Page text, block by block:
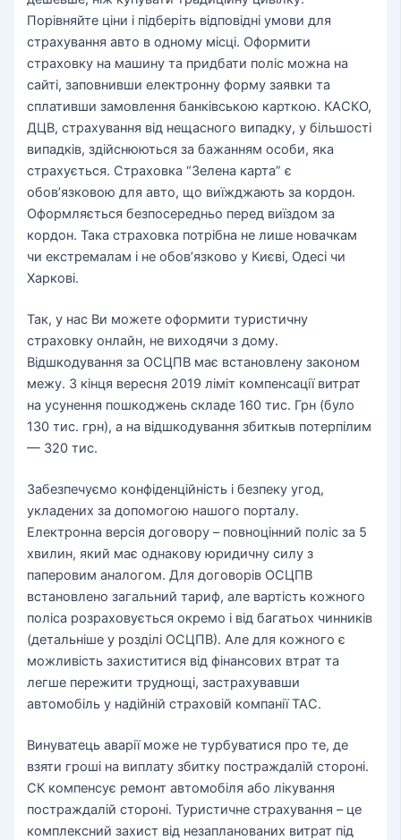
Порівняйте ціни і підберіть відповідні умови для
страхування авто в одному місці. Оформити
страховку на машину та придбати поліс можна на
сайті, заповнивши електронну форму заявки та
сплативши замовлення банківською карткою. КАСКО,
ДЦВ, страхування від нещасного випадку, у більшості
випадків, здійснюються за бажанням особи, яка
страхується. Страховка “Зелена карта” є
обов’язковою для авто, що виїжджають за кордон.
Оформляється безпосередньо перед виїздом за
кордон. Така страховка потрібна не лише новачкам
чи екстремалам і не обов’язково у Києві, Одесі чи
Харкові.
Так, у нас Ви можете оформити туристичну
страховку онлайн, не виходячи з дому.
Відшкодування за ОСЦПВ має встановлену законом
межу. З кінця вересня 2019 ліміт компенсації витрат
на усунення пошкоджень складе 160 тис. Грн (було
130 тис. грн), а на відшкодування збиткыв потерпілим
— 320 тис.
Забезпечуємо конфіденційність і безпеку угод,
укладених за допомогою нашого порталу.
Електронна версія договору – повноцінний поліс за 5
хвилин, який має однакову юридичну силу з
паперовим аналогом. Для договорів ОСЦПВ
встановлено загальний тариф, але вартість кожного
поліса розраховується окремо і від багатьох чинників
(детальніше у розділі ОСЦПВ). Але для кожного є
можливість захиститися від фінансових втрат та
легше пережити труднощі, застрахувавши
автомобіль у надійній страховій компанії ТАС.
Винуватець аварії може не турбуватися про те, де
взяти гроші на виплату збитку постраждалій стороні.
СК компенсує ремонт автомобіля або лікування
постраждалій стороні. Туристичне страхування – це
комплексний захист від незапланованих витрат під